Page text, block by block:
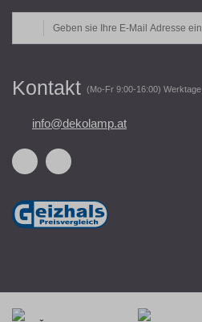
Kontakt (Mo-Fr 9:00-16:00) Werktage
info@dekolamp.at